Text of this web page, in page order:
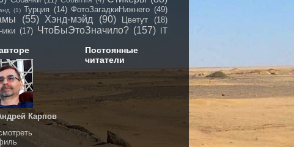
(1) Турция (14) ФотоЗагадкиНижнего (49)
(55) Хэнд-мэйд (90) Цветут
(18)
(17) ЧтоБыЭтоЗначило? (157)
IT
Карпов
Постоянные
читатели